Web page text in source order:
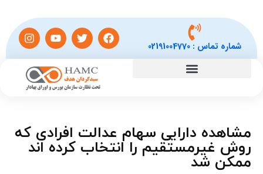
شماره تماس :02191004770
مشاهده دارایی سهام عدالت افرادی که
روش غیرمستقیم را انتخاب کرده اند
ممکن شد